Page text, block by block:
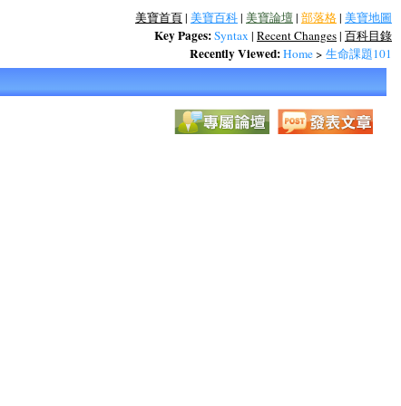
美寶首頁| 美寶百科| 美寶論壇| 部落格| 美寶地圖
Key Pages:Syntax | Recent Changes| 百科目錄
Recently Viewed:Home> 生命課題101